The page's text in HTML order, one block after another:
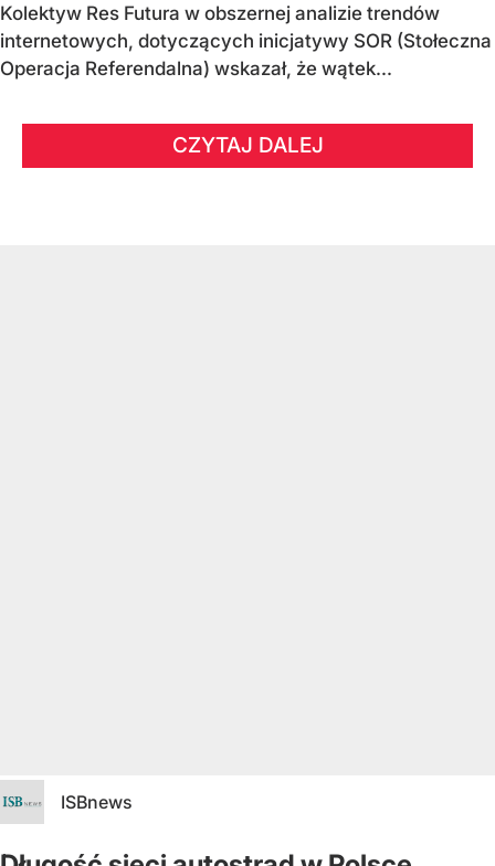
Kolektyw Res Futura w obszernej analizie trendów
internetowych, dotyczących inicjatywy SOR (Stołeczna
Operacja Referendalna) wskazał, że wątek...
CZYTAJ DALEJ
ISBnews